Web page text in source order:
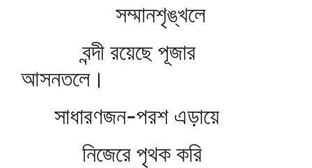
সম্মানশৃঙ্খলে
বন্দী রয়েছে পূজার
আসনতলে।
সাধারণজন-পরশ এড়ায়ে
নিজেরে পৃথক করি